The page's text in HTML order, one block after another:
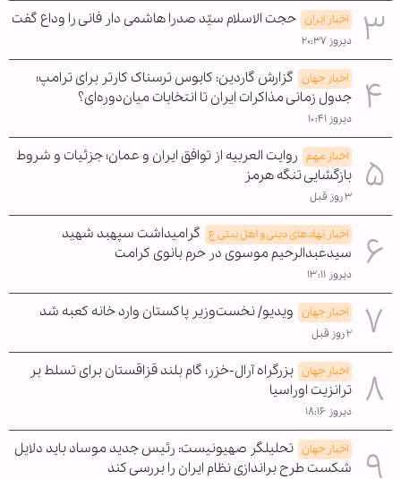
اخبار ایران حجت الاسلام سیّد صدرا هاشمی دار فانی را وداع گفت
دیروز ۲۰:۳۷
اخبار جهان گزارش گاردین: کابوس ترسناک کارتر برای ترامپ؛
جدول زمانی مذاکرات ایران تا انتخابات میان‌دوره‌ای؟
دیروز ۱۰:۴۱
اخبار مهم روایت العربیه از توافق ایران و عمان؛ جزئیات و شروط
بازگشایی تنگه هرمز
۳ روز قبل
اخبار نهادهای دینی و اهل بیتی ع گرامیداشت سپهبد شهید
سیدعبدالرحیم موسوی در حرم بانوی کرامت
دیروز ۱۳:۱۱
اخبار جهان ویدیو/ نخست‌وزیر پاکستان وارد خانه کعبه شد
۲ روز قبل
اخبار جهان بزرگراه آرال-خزر؛ گام بلند قزاقستان برای تسلط بر
ترانزیت اوراسیا
دیروز ۱۸:۱۶
اخبار جهان تحلیلگر صهیونیست: رئیس جدید موساد باید دلایل
شکست طرح براندازی نظام ایران را بررسی کند